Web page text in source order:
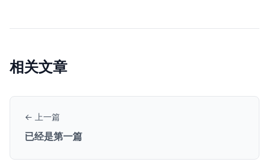
相关文章
← 上一篇
已经是第一篇